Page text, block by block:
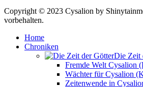
Copyright © 2023 Cysalion by
vorbehalten.
Home
Chroniken
Die Zeit
Fremde Welt Cysalion
Wächter für Cysalion
Zeitenwende in